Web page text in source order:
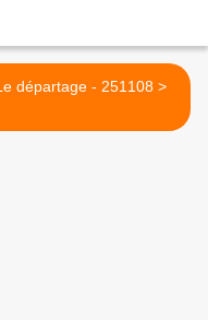
Le départage - 251108 >